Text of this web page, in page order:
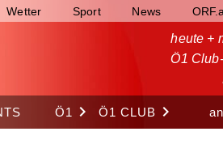
Wetter Sport News
heute +
Ö1
Ö1 keyboard_arrow_right Ö1 CLUB keyboard_arrow_right